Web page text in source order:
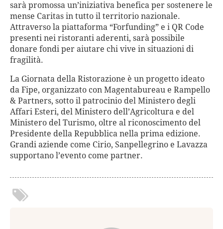
sarà promossa un’iniziativa benefica per sostenere le
mense Caritas in tutto il territorio nazionale.
Attraverso la piattaforma “Forfunding” e i QR Code
presenti nei ristoranti aderenti, sarà possibile
donare fondi per aiutare chi vive in situazioni di
fragilità.
La Giornata della Ristorazione è un progetto ideato
da Fipe, organizzato con Magentabureau e Rampello
& Partners, sotto il patrocinio del Ministero degli
Affari Esteri, del Ministero dell’Agricoltura e del
Ministero del Turismo, oltre al riconoscimento del
Presidente della Repubblica nella prima edizione.
Grandi aziende come Cirio, Sanpellegrino e Lavazza
supportano l’evento come partner.